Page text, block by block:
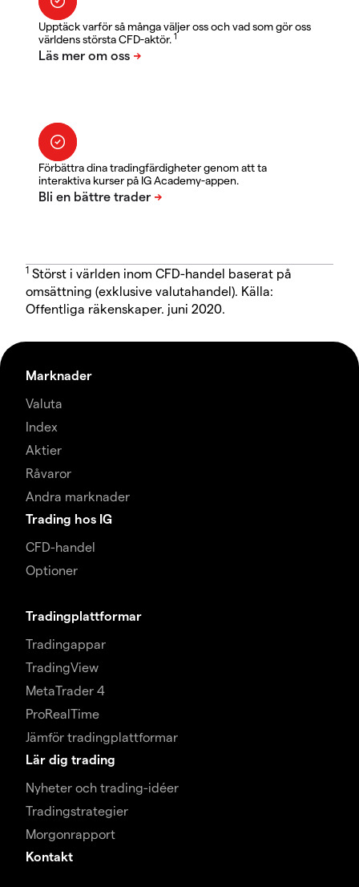
Upptäck varför så många väljer oss och vad som gör oss
världens största CFD-aktör. 1
Förbättra dina tradingfärdigheter genom att ta
interaktiva kurser på IG Academy-appen.
1 Störst i världen inom CFD-handel baserat på
omsättning (exklusive valutahandel). Källa:
Offentliga räkenskaper. juni 2020.
Marknader
Valuta
Index
Aktier
Råvaror
Andra marknader
Trading hos IG
CFD-handel
Optioner
Tradingplattformar
Tradingappar
TradingView
MetaTrader 4
ProRealTime
Jämför tradingplattformar
Lär dig trading
Nyheter och trading-idéer
Tradingstrategier
Morgonrapport
Kontakt